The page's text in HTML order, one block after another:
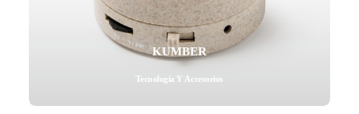
KUMBER
Tecnología Y Accesorios